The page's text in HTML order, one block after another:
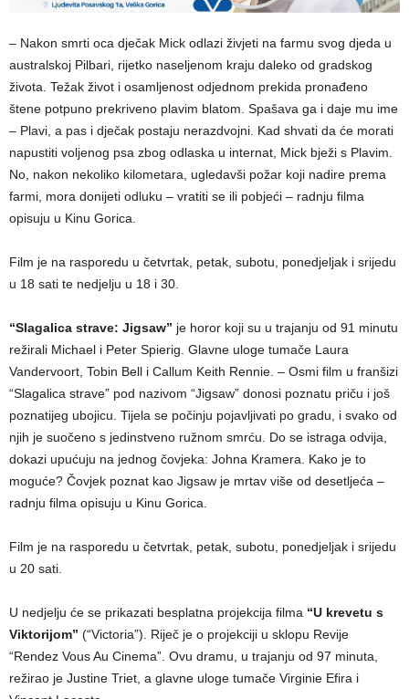
– Nakon smrti oca dječak Mick odlazi živjeti na farmu svog djeda u
australskoj Pilbari, rijetko naseljenom kraju daleko od gradskog
života. Težak život i osamljenost odjednom prekida pronađeno
štene potpuno prekriveno plavim blatom. Spašava ga i daje mu ime
– Plavi, a pas i dječak postaju nerazdvojni. Kad shvati da će morati
napustiti voljenog psa zbog odlaska u internat, Mick bježi s Plavim.
No, nakon nekoliko kilometara, ugledavši požar koji nadire prema
farmi, mora donijeti odluku – vratiti se ili pobjeći – radnju filma
opisuju u Kinu Gorica.
Film je na rasporedu u četvrtak, petak, subotu, ponedjeljak i srijedu
u 18 sati te nedjelju u 18 i 30.
“Slagalica strave: Jigsaw” je horor koji su u trajanju od 91 minutu
režirali Michael i Peter Spierig. Glavne uloge tumače Laura
Vandervoort, Tobin Bell i Callum Keith Rennie. – Osmi film u franšizi
“Slagalica strave” pod nazivom “Jigsaw” donosi poznatu priču i još
poznatijeg ubojicu. Tijela se počinju pojavljivati po gradu, i svako od
njih je suočeno s jedinstveno ružnom smrću. Do se istraga odvija,
dokazi upućuju na jednog čovjeka: Johna Kramera. Kako je to
moguće? Čovjek poznat kao Jigsaw je mrtav više od desetljeća –
radnju filma opisuju u Kinu Gorica.
Film je na rasporedu u četvrtak, petak, subotu, ponedjeljak i srijedu
u 20 sati.
U nedjelju će se prikazati besplatna projekcija filma “U krevetu s
Viktorijom” (“Victoria”). Riječ je o projekciji u sklopu Revije
“Rendez Vous Au Cinema”. Ovu dramu, u trajanju od 97 minuta,
režirao je Justine Triet, a glavne uloge tumače Virginie Efira i